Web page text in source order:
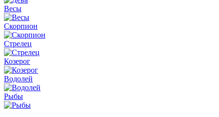
Весы
Скорпион
Стрелец
Козерог
Водолей
Рыбы